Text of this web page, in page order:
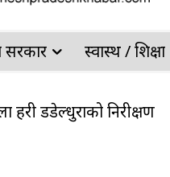
सरकार स्वास्थ / शिक्षा
प्रहरी डडेल्धुराको निरीक्षण